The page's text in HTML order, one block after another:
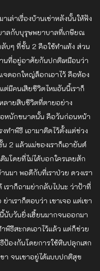
เล่าเรื่องบ้านเช่าหลังนั้นให้ฟัง
าล​กับบุรุษ​พยาบาลที่เกษียณ​
บๆ ที่ชั้น 2 คือใช้ทำแท้ง ส่วน
านที่อยู่อาศัย​กันปกติเหมือนว่า
ดอกใหญ่ล็อกเอาไว้ คือห้อง
มีคนเสียชีวิตไหมอันนี้เราก็
ลายสิบชีวิตที่ตายอย่าง
อหนักขนาดนั้น คือวันก่อนหน้า
ทำพิธี เอามาติดไว้ตั้งแต่ช่วง
2 แล้วแม่ของเราก็เอายันต์​
มโดยที่ไม่ได้บอกใครเลยสัก
มา พอดีกับที่เราป่วย ดวงเรา
เราก็ถามย่ากลับไปนะ ว่าป้าที่
าเราก็ตอบว่า เขาเจอ แต่เขา
นับวันยิ่งเฮี้ยนมากจนออกมา
พิธีสะกดเอาไว้แล้ว แต่ก็ช่วย
ป้องกันโดยการใช้หินปลุกเสก
า จนเขาอยู่ได้แบบปกติสุข